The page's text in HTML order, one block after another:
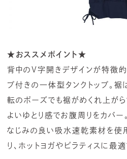
★おススメポイント★
背中のV字開きデザインが特徴
プ付きの一体型タンクトップ。裾
転のポーズでも裾がめくれ上が
よいゆとり感でお腹周りをカバー
なじみの良い吸水速乾素材を使
り、ホットヨガやピラティスに最適